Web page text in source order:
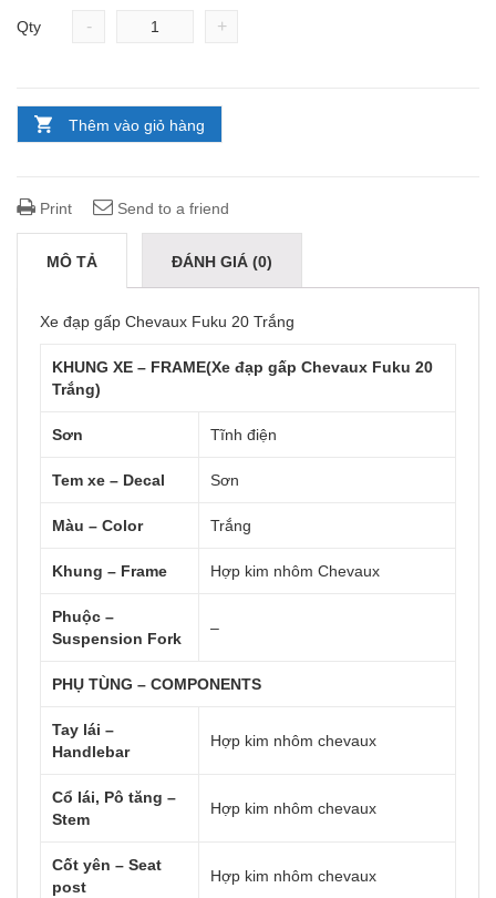
Qty - +
Thêm vào giỏ hàng
Print Send to a friend
MÔ TẢ ĐÁNH GIÁ (0)
Xe đạp gấp Chevaux Fuku 20 Trắng
KHUNG XE – FRAME(Xe đạp gấp Chevaux Fuku 20
Trắng)
Sơn Tĩnh điện
Tem xe – Decal Sơn
Màu – Color Trắng
Khung – Frame Hợp kim nhôm Chevaux
Phuộc –
Suspension Fork
–
PHỤ TÙNG – COMPONENTS
Tay lái –
Handlebar
Hợp kim nhôm chevaux
Cổ lái, Pô tăng –
Stem
Hợp kim nhôm chevaux
Cốt yên – Seat
post
Hợp kim nhôm chevaux